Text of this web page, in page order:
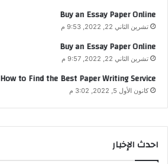
Buy an Essay Paper Online
تشرين الثاني 22, 2022, 9:53 م
Buy an Essay Paper Online
تشرين الثاني 22, 2022, 9:57 م
How to Find the Best Paper Writing Service
كانون الأول 5, 2022, 3:02 م
احدث الإخبار